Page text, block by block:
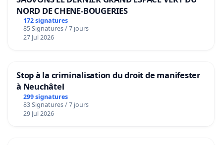
NORD DE CHENE-BOUGERIES
172 signatures
85 Signatures / 7 jours
27 Jul 2026
Stop à la criminalisation du droit de manifester
à Neuchâtel
299 signatures
83 Signatures / 7 jours
29 Jul 2026